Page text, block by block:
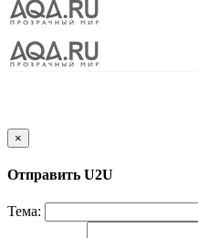
×
Отправить U2U
Тема: